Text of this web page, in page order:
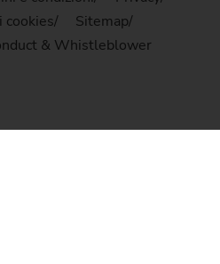
cookies
Sitemap
& Whistleblower